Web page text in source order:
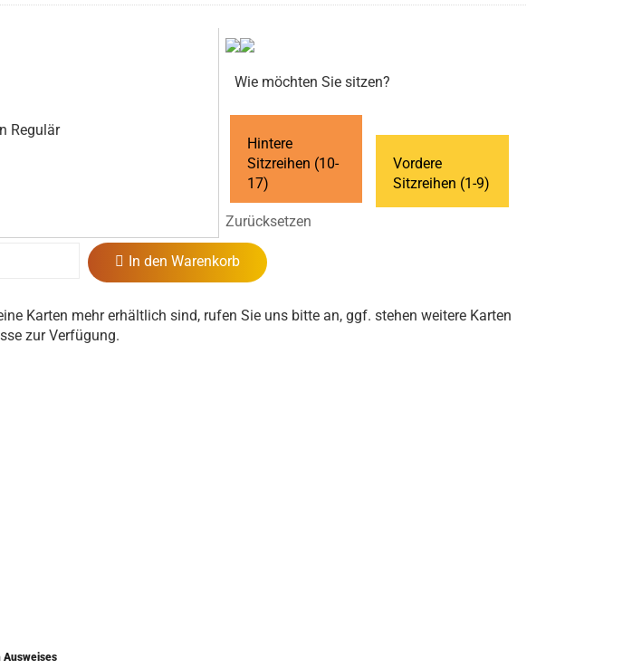
Regulär
Wie möchten Sie sitzen?
Hintere
Sitzreihen (10-
17)
Vordere
Sitzreihen (1-9)
Zurücksetzen
In den Warenkorb
Karten mehr erhältlich sind, rufen Sie uns bitte an, ggf. stehen weitere Karten
zur Verfügung.
Ausweises